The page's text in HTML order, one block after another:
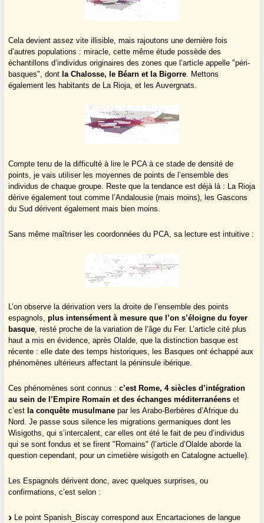
Cela devient assez vite illisible, mais rajoutons une dernière fois
d’autres populations : miracle, cette même étude possède des
échantillons d’individus originaires des zones que l’article appelle "péri-
basques", dont la Chalosse, le Béarn et la Bigorre. Mettons
également les habitants de La Rioja, et les Auvergnats.
Compte tenu de la difficulté à lire le PCA à ce stade de densité de
points, je vais utiliser les moyennes de points de l’ensemble des
individus de chaque groupe. Reste que la tendance est déjà là : La Rioja
dérive également tout comme l’Andalousie (mais moins), les Gascons
du Sud dérivent également mais bien moins.
Sans même maîtriser les coordonnées du PCA, sa lecture est intuitive :
L’on observe la dérivation vers la droite de l’ensemble des points
espagnols,plus intensément à mesure que l’on s’éloigne du foyer
basque, resté proche de la variation de l’âge du Fer. L’article cité plus
haut a mis en évidence, après Olalde, que la distinction basque est
récente : elle date des temps historiques, les Basques ont échappé aux
phénomènes ultérieurs affectant la péninsule ibérique.
Ces phénomènes sont connus :c’est Rome, 4 siècles d’intégration
au sein de l’Empire Romain et des échanges méditerranéens et
c’est la conquête musulmane par les Arabo-Berbères d’Afrique du
Nord. Je passe sous silence les migrations germaniques dont les
Wisigoths, qui s’intercalent, car elles ont été le fait de peu d’individus
qui se sont fondus et se firent "Romains" (l’article d’Olalde aborde la
question cependant, pour un cimetière wisigoth en Catalogne actuelle).
Les Espagnols dérivent donc, avec quelques surprises, ou
confirmations, c’est selon :
Le point Spanish_Biscay correspond aux Encartaciones de langue